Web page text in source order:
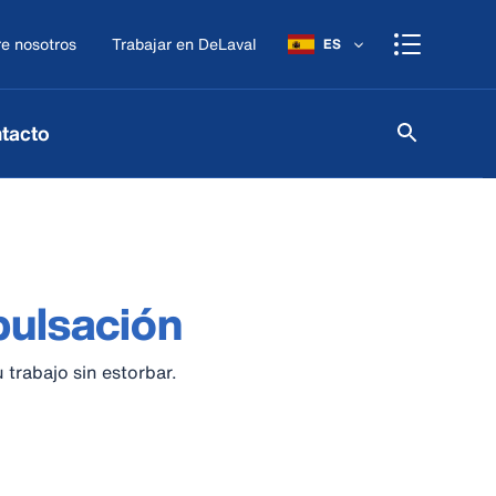
nosotros Trabajar en DeLaval ES
trabajo sin estorbar.